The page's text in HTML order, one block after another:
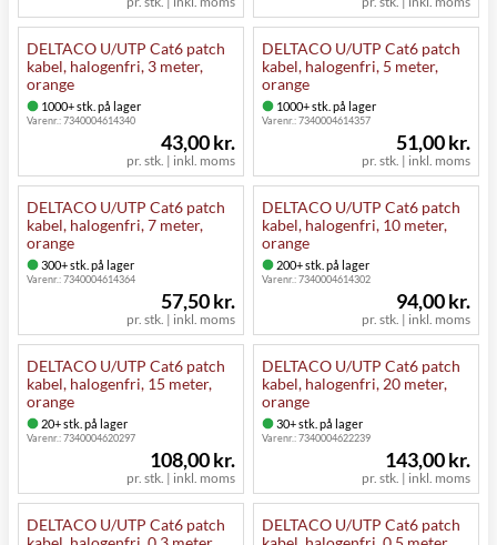
DELTACO U/UTP Cat6 patch
kabel, halogenfri, 3 meter,
orange
1000+ stk. på lager
Varenr.:7340004614340
pr. stk. | inkl. moms
43,00 kr.
DELTACO U/UTP Cat6 patch
kabel, halogenfri, 5 meter,
orange
1000+ stk. på lager
Varenr.:7340004614357
pr. stk. | inkl. moms
51,00 kr.
DELTACO U/UTP Cat6 patch
kabel, halogenfri, 7 meter,
orange
300+ stk. på lager
Varenr.:7340004614364
pr. stk. | inkl. moms
57,50 kr.
DELTACO U/UTP Cat6 patch
kabel, halogenfri, 10 meter,
orange
200+ stk. på lager
Varenr.:7340004614302
pr. stk. | inkl. moms
94,00 kr.
DELTACO U/UTP Cat6 patch
kabel, halogenfri, 15 meter,
orange
20+ stk. på lager
Varenr.:7340004620297
pr. stk. | inkl. moms
108,00 kr.
DELTACO U/UTP Cat6 patch
kabel, halogenfri, 20 meter,
orange
30+ stk. på lager
Varenr.:7340004622239
pr. stk. | inkl. moms
143,00 kr.
DELTACO U/UTP Cat6 patch
DELTACO U/UTP Cat6 patch